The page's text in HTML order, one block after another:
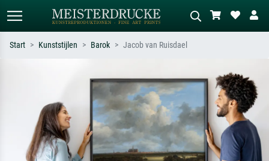
Zoek op kunstenaar, titel of stijl – bijv.
Monet, Sterrennacht, impressionisme,
Hokusai-golf, naakt.
Beschrijf de scène – bijv. groene
weide, abstract met veel rood, donker
olieverfschilderij, staand naakt naast
een boom.
Start Kunststijlen Barok Jacob van Ruisdael